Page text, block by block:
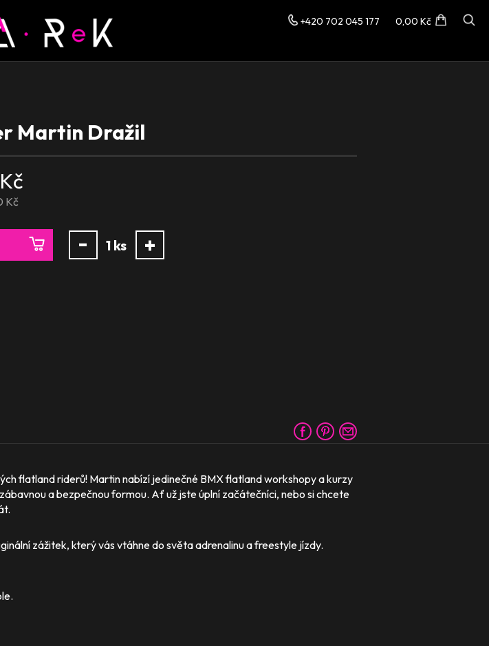
+420 702 045 177 0,00 Kč
Martin Dražil
Kč
- 1 ks +
flatland riderů! Martin nabízí jedinečné BMX flatland workshopy a kurzy
a bezpečnou formou. Ať už jste úplní začátečníci, nebo si chcete
zážitek, který vás vtáhne do světa adrenalinu a freestyle jízdy.